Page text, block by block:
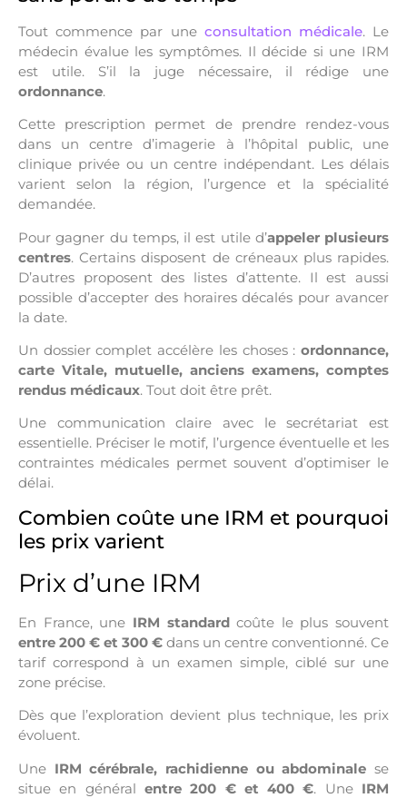
Tout commence par une consultation médicale. Le
médecin évalue les symptômes. Il décide si une IRM
est utile. S’il la juge nécessaire, il rédige une
ordonnance.
Cette prescription permet de prendre rendez-vous
dans un centre d’imagerie à l’hôpital public, une
clinique privée ou un centre indépendant. Les délais
varient selon la région, l’urgence et la spécialité
demandée.
Pour gagner du temps, il est utile d’appeler plusieurs
centres. Certains disposent de créneaux plus rapides.
D’autres proposent des listes d’attente. Il est aussi
possible d’accepter des horaires décalés pour avancer
la date.
Un dossier complet accélère les choses : ordonnance,
carte Vitale, mutuelle, anciens examens, comptes
rendus médicaux. Tout doit être prêt.
Une communication claire avec le secrétariat est
essentielle. Préciser le motif, l’urgence éventuelle et les
contraintes médicales permet souvent d’optimiser le
délai.
Combien coûte une IRM et pourquoi
les prix varient
Prix d’une IRM
En France, une IRM standardcoûte le plus souvent
entre 200 € et 300 € dans un centre conventionné. Ce
tarif correspond à un examen simple, ciblé sur une
zone précise.
Dès que l’exploration devient plus technique, les prix
évoluent.
Une IRM cérébrale, rachidienne ou abdominale se
situe en général entre 200 € et 400 €. Une IRM